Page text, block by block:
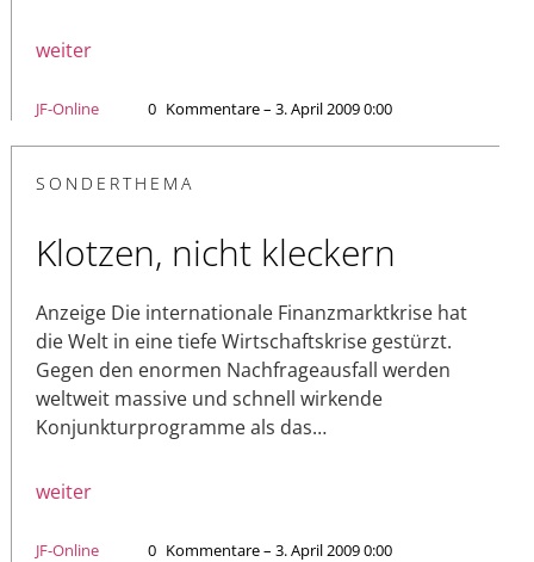
weiter
JF-Online 0 Kommentare – 3. April 2009 0:00
SONDERTHEMA
Klotzen, nicht kleckern
Anzeige Die internationale Finanzmarktkrise hat
die Welt in eine tiefe Wirtschaftskrise gestürzt.
Gegen den enormen Nachfrageausfall werden
weltweit massive und schnell wirkende
Konjunkturprogramme als das…
weiter
JF-Online 0 Kommentare – 3. April 2009 0:00